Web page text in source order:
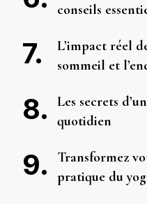
conseils
L’impact réel
sommeil et
Les secrets
quotidien
Transformez
pratique du